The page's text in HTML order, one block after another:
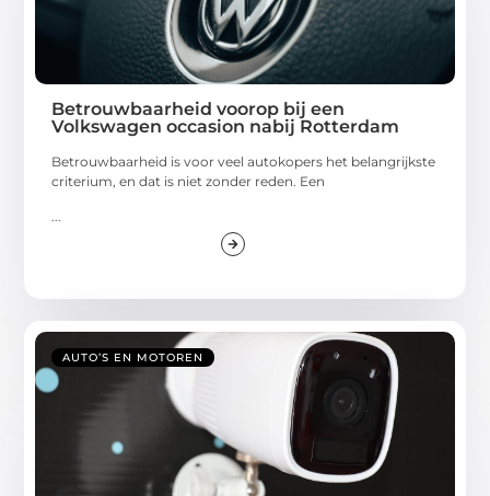
Betrouwbaarheid voorop bij een
Volkswagen occasion nabij Rotterdam
Betrouwbaarheid is voor veel autokopers het belangrijkste
criterium, en dat is niet zonder reden. Een
...
AUTO’S EN MOTOREN